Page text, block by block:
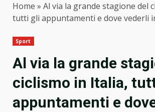
Home » Al via la grande stagione del
tutti gli appuntamenti e dove vederli
Sport
Al via la grande
ciclismo in Italia,
appuntamenti e